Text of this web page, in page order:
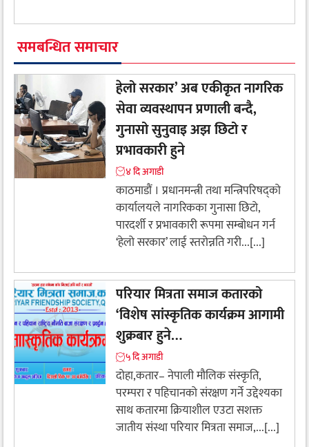
समबन्धित समाचार
हेलो सरकार’ अब एकीकृत नागरिक
सेवा व्यवस्थापन प्रणाली बन्दै,
गुनासो सुनुवाइ अझ छिटो र
प्रभावकारी हुने
४ दि अगाडी
काठमाडौं । प्रधानमन्त्री तथा मन्त्रिपरिषद्को
कार्यालयले नागरिकका गुनासा छिटो,
पारदर्शी र प्रभावकारी रूपमा सम्बोधन गर्न
‘हेलो सरकार’ लाई स्तरोन्नति गरी...[...]
परियार मित्रता समाज कतारको
‘विशेष सांस्कृतिक कार्यक्रम आगामी
शुक्रबार हुने…
५ दि अगाडी
दोहा,कतार– नेपाली मौलिक संस्कृति,
परम्परा र पहिचानको संरक्षण गर्ने उद्देश्यका
साथ कतारमा क्रियाशील एउटा सशक्त
जातीय संस्था परियार मित्रता समाज,...[...]